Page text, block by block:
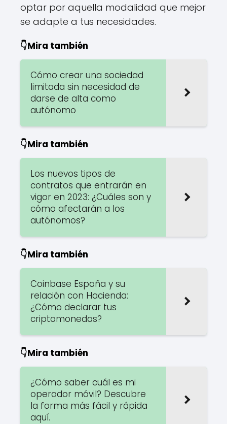
optar por aquella modalidad que mejor
se adapte a tus necesidades.
👇Mira también
Cómo crear una sociedad
limitada sin necesidad de
darse de alta como
autónomo
👇Mira también
Los nuevos tipos de
contratos que entrarán en
vigor en 2023: ¿Cuáles son y
cómo afectarán a los
autónomos?
👇Mira también
Coinbase España y su
relación con Hacienda:
¿Cómo declarar tus
criptomonedas?
👇Mira también
¿Cómo saber cuál es mi
operador móvil? Descubre
la forma más fácil y rápida
aquí.